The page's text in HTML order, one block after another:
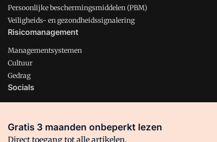
Persoonlijke beschermingsmiddelen (PBM)
Veiligheids- en gezondheidssignalering
Risicomanagement
Managementsystemen
Cultuur
Gedrag
Socials
Facebook
Gratis 3 maanden onbeperkt lezen
Direct toegang tot alle artikelen,